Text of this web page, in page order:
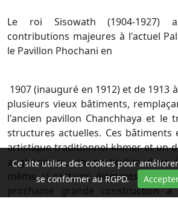
Le roi Sisowath (1904-1927)
contributions majeures à l'actuel
le Pavillon Phochani en
1907 (inauguré en 1912) et de 1913
plusieurs vieux bâtiments,
l'ancien pavillon Chanchhaya et le
structures actuelles. Ces
artistique traditionnel khmer et un
angkorienne, en particulier dans
même si certains éléments
prochaine grande construction
Ce site utilise des cookies pour
se conformer au RGPD.